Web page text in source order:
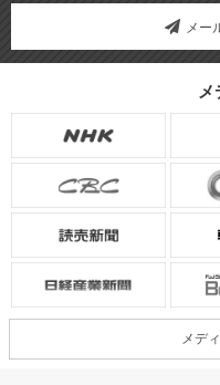
メー
メデ